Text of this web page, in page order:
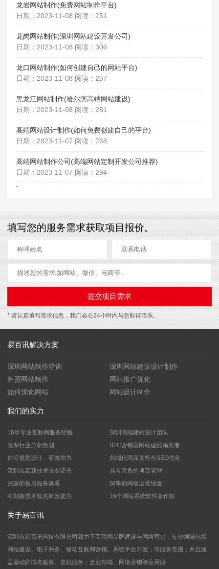
龙岩网站制作(免费网站制作平台)
日期：2023-11-08 阅读：251
龙岗网站制作(深圳网站建设开发公司)
日期：2023-11-08 阅读：306
龙口网站制作(如何创建自己的网站平台)
日期：2023-11-08 阅读：257
黑龙江网站制作(哈尔滨高端网站建设)
日期：2023-11-08 阅读：281
高端网站设计制作(如何免费创建自己的平台)
日期：2023-11-07 阅读：268
高端网站制作公司(高端网站定制开发公司推荐)
日期：2023-11-07 阅读：294
-
填写您的服务需求获取项目报价。
* 请认真填写需求信息，我们会在24小时内与您取得联系。
易百讯解决方案
深圳网站制作培训
深圳网站建设设计制作
外贸网站制作
网站推广优化
如何优化网站
网站设计制作
我们的实力
16年专业互联网服务经验
深圳高端建站设计团队
资深行业分析策划
B2C营销型网站建设领先者
前沿视觉设计、研发能力
前端代码深度符合SEO优化
深圳市高新技术企业证书
具有完备的项目管理
完善的售后服务体系
深厚的网络运营经验
时刻新技术领先研发能力
16个网站系统软件著作权
关于易百讯
深圳市易百讯科技有限公司致力于互联网品牌建设与网络营销，专业领域包括
网站建设、电子商务、移动互联网营销、系统平台开发，等服务范围，并且涵
盖基础的域名服务、主机服务；企业邮箱、网络营销等应用服...